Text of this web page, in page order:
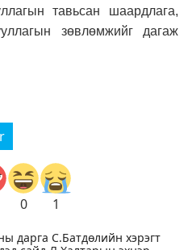
тавьсан шаардлага,
зөвлөмжийг дагаж
0 1
дарга С.Батдөлийн хэрэгт